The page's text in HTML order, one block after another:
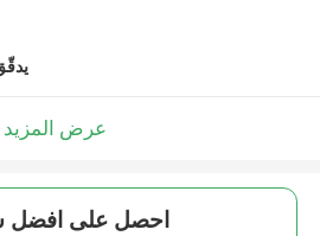
عرض المزيد
احصل على افضل